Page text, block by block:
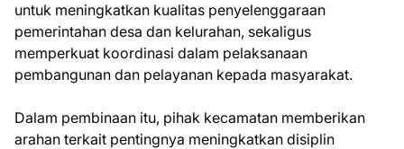
untuk meningkatkan kualitas penyelenggaraan
pemerintahan desa dan kelurahan, sekaligus
memperkuat koordinasi dalam pelaksanaan
pembangunan dan pelayanan kepada masyarakat.
Dalam pembinaan itu, pihak kecamatan memberikan
arahan terkait pentingnya meningkatkan disiplin